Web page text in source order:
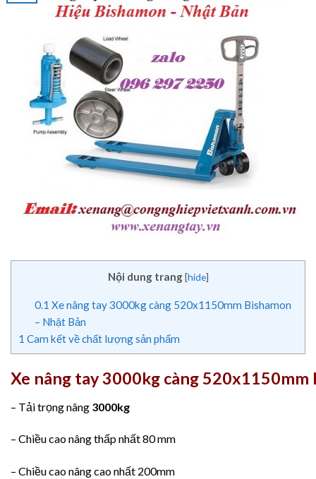
Nội dung trang [hide]
0.1 Xe nâng tay 3000kg càng 520x1150mm Bishamon
– Nhật Bản
1 Cam kết về chất lượng sản phẩm
Xe nâng tay 3000kg càng 520x1150mm
– Tải trọng nâng 3000kg
– Chiều cao nâng thấp nhất 80 mm
– Chiều cao nâng cao nhất 200mm